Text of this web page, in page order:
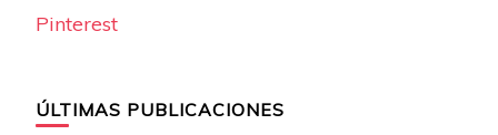
Pinterest
ÚLTIMAS PUBLICACIONES